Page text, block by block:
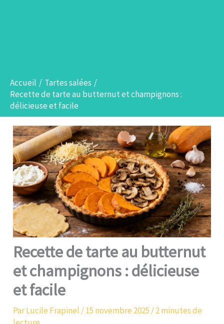
Accueil
Tartes salées
Recette de tarte au butternut et champignons :
délicieuse et facile
Recette de tarte au butternut
et champignons : délicieuse
et facile
ParLucile Frapinel /15 novembre 2025 /2 minutes de